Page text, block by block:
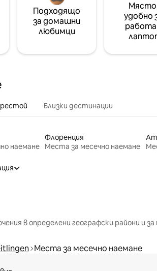
Подходящо
за домашни
любимци
удобно
работа
Близки дестинации
наемане
Флоренция
Места за месечно наемане
в определени географски райони и
Места за месечно наемане